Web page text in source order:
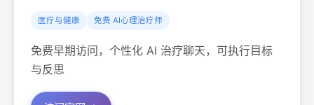
医疗与健康 免费 AI心理治疗师
免费早期访问，个性化 AI 治疗聊天，可执行目标
与反思